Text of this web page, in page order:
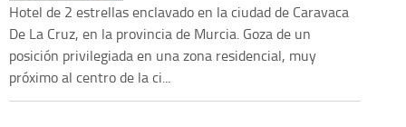
Hotel de 2 estrellas enclavado en la ciudad de Caravaca
De La Cruz, en la provincia de Murcia. Goza de un
posición privilegiada en una zona residencial, muy
próximo al centro de la ci...